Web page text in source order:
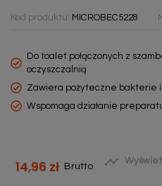
Kod produktu: MICROBEC5228
Do toalet połączonych z
oczyszczalnią
Zawiera pożyteczne bakterie
Wspomaga działanie
14,96 zł Brutto 